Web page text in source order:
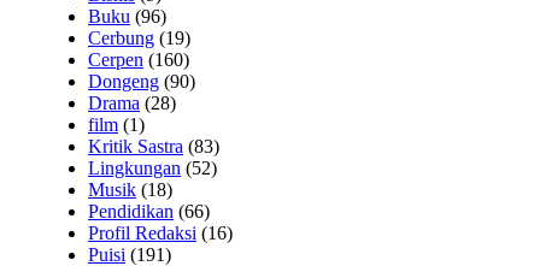
Buku (96)
Cerbung (19)
Cerpen (160)
Dongeng (90)
Drama (28)
film (1)
Kritik Sastra (83)
Lingkungan (52)
Musik (18)
Pendidikan (66)
Profil Redaksi (16)
Puisi (191)